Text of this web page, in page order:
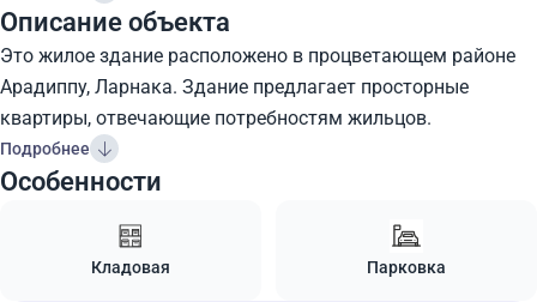
Описание объекта
Это жилое здание расположено в процветающем районе
Арадиппу, Ларнака. Здание предлагает просторные
квартиры, отвечающие потребностям жильцов.
Подробнее
Особенности
Кладовая Парковка